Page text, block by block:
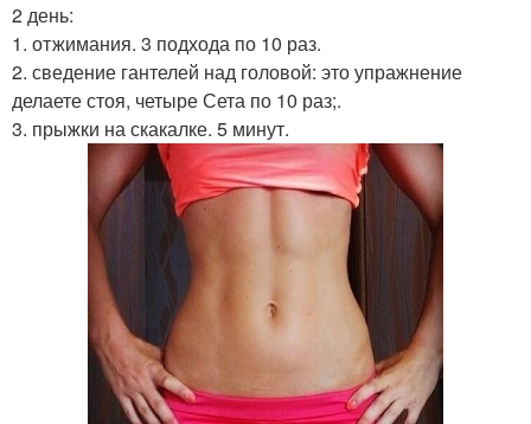
2 день:
1. отжимания. 3 подхода по 10 раз.
2. сведение гантелей над головой: это упражнение
делаете стоя, четыре Сета по 10 раз;.
3. прыжки на скакалке. 5 минут.